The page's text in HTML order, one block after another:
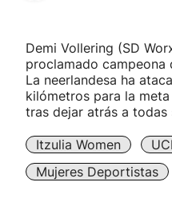
Más deportes
"Helmuga"
Demi Vollering (SD
proclamado campeona
La neerlandesa ha
kilómetros para la
tras dejar atrás a todas
Itzulia Women
Mujeres Deportistas